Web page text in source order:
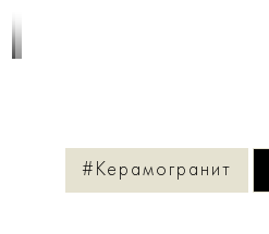
#Керамогранит